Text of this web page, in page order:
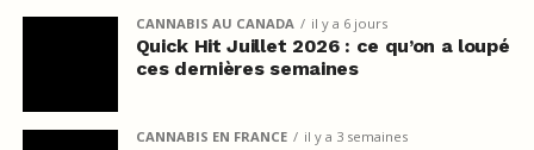
CANNABIS AU CANADA il y a 6 jours
Quick Hit Juillet 2026 : ce qu’on a loupé
ces dernières semaines
CANNABIS EN FRANCE il y a 3 semaines